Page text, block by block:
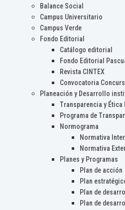
Balance Social
Campus Universitario
Campus Verde
Fondo Editorial
Catálogo editorial
Fondo Editorial
Revista CINTEX
Convocatoria
Planeación y Desarrollo
Transparencia y Ética
Programa de
Normograma
Normativa
Normativa
Planes y Programas
Plan de acción
Plan
Plan de
Plan de